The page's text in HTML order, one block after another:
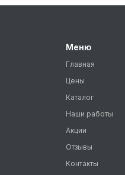
Меню
Главная
Цены
Каталог
Наши работы
Акции
Отзывы
Контакты